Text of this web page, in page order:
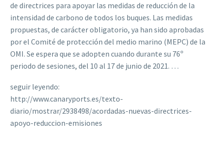
de directrices para apoyar las medidas de reducción de la
intensidad de carbono de todos los buques. Las medidas
propuestas, de carácter obligatorio, ya han sido aprobadas
por el Comité de protección del medio marino (MEPC) de la
OMI. Se espera que se adopten cuando durante su 76º
periodo de sesiones, del 10 al 17 de junio de 2021. …
seguir leyendo:
http://www.canaryports.es/texto-
diario/mostrar/2938498/acordadas-nuevas-directrices-
apoyo-reduccion-emisiones